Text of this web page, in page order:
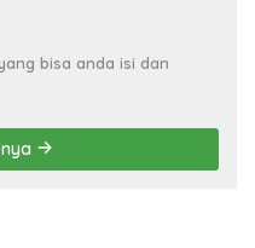
bisa anda isi dan